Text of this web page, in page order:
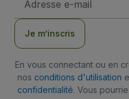
e-
Je m’inscris
En vous connectant ou en
nos conditions d'utilisation
confidentialité. Vous